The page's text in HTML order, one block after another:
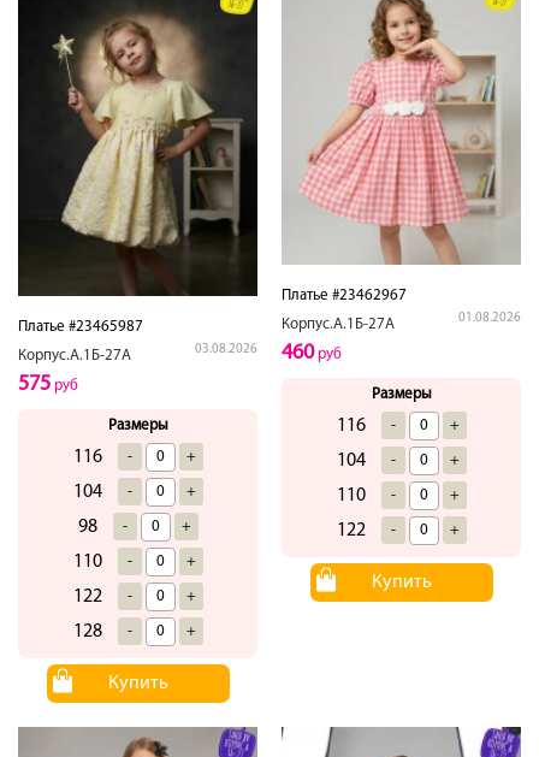
Платье #23465987
Корпус.А.1Б-27А
03.08.2026
575 руб
Размеры
116 - +
104 - +
98 - +
110 - +
122 - +
128 - +
Купить
Платье #23462967
Корпус.А.1Б-27А
01.08.2026
460руб
Размеры
116 - +
104 - +
110 - +
122 - +
Купить